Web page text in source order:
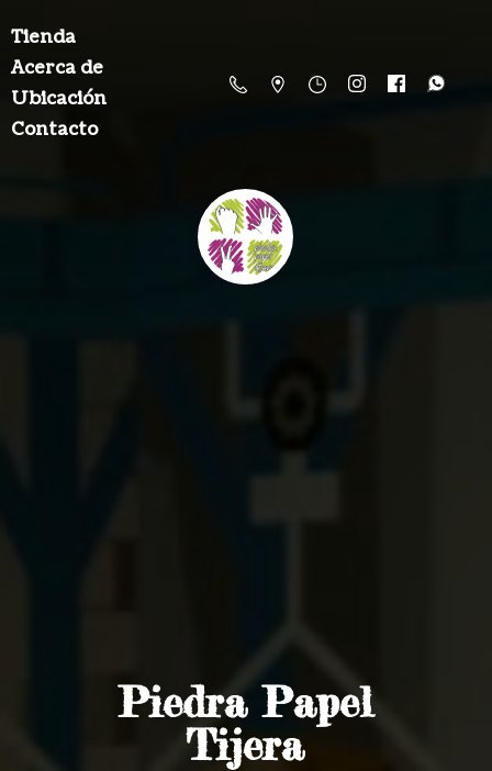
Tienda
Acerca de
Ubicación
Contacto
PiedraPapel
Tijera